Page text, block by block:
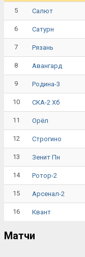
5 Салют
6 Сатурн
7 Рязань
8 Авангард
9 Родина-3
10 СКА-2 Хб
11 Орёл
12 Строгино
13 Зенит Пн
14 Ротор-2
15 Арсенал-2
16 Квант
Матчи